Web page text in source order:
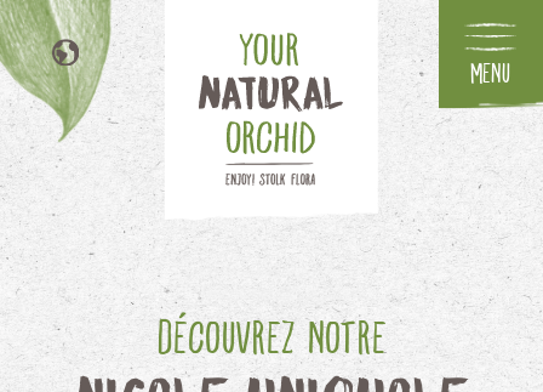
NL
EN
DE
IT
Menu
Découvrez notre